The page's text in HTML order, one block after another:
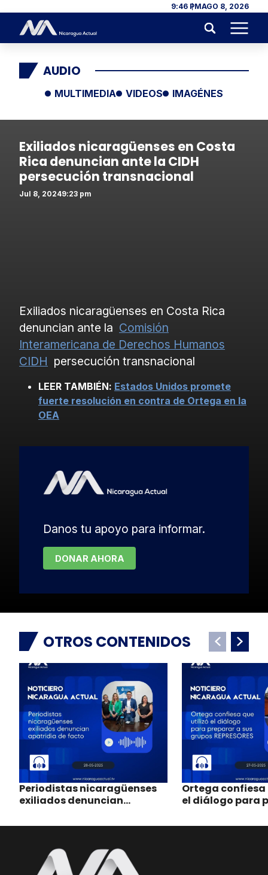
Skip to content 9:46 PMAGO 8, 2026
Menu
AUDIO
MULTIMEDIA VIDEOS IMAGÉNES
Exiliados nicaragüenses en Costa
Rica denuncian ante la CIDH
persecución transnacional
Jul 8, 20249:23 pm
Exiliados nicaragüenses en Costa Rica
denuncian ante la Comisión
Interamericana de Derechos Humanos
CIDH persecución transnacional
LEER TAMBIÉN: Estados Unidos promete
fuerte resolución en contra de Ortega en la
OEA
Danos tu apoyo para informar.
DONAR AHORA
OTROS CONTENIDOS
Periodistas nicaragüenses
exiliados denuncian
Ortega
el diálogo para